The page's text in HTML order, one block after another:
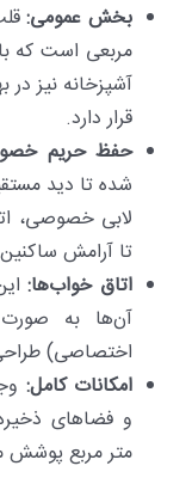
بخش عمومی:
مربعی است که
آشپزخانه نیز
قرار دارد.
حفظ حریم
شده تا دید
لابی خصوصی،
تا آرامش
اتاق خواب‌ها:
آن‌ها به
اختصاصی)
امکانات کامل:
متر مربع